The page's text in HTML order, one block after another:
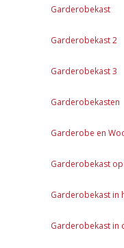
Garderobekast
Garderobekast 2
Garderobekast 3
Garderobekasten
Garderobe en
Garderobekast
Garderobekast in
Garderobekast in